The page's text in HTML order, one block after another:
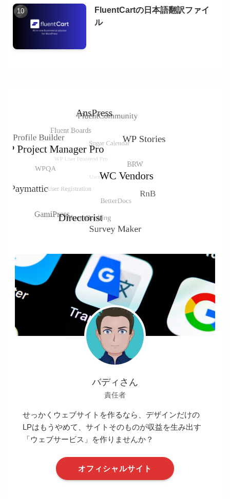
FluentCartの日本語翻訳ファイ
ル
バディさん
責任者
せっかくウェブサイトを作るなら、デザインだけの
LPはもうやめて、サイトそのものが収益を生み出す
「ウェブサービス」を作りませんか？
オフィシャルサイト